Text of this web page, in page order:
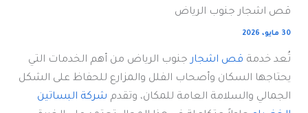
قص اشجار جنوب الرياض
30 مايو، 2026
تُعد خدمة قص اشجارجنوب الرياض من أهم الخدمات التي
يحتاجها السكان وأصحاب الفلل والمزارع للحفاظ على الشكل
الجمالي والسلامة العامة للمكان، وتقدم شركة البساتين